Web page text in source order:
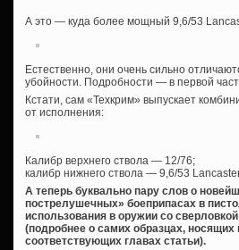
А это — куда более мощный 9,6/53
Естественно, они очень сильно
убойности. Подробности — в первой
Кстати, сам «Техкрим» выпускает
от исполнения:
Калибр верхнего ствола — 12/76;
калибр нижнего ствола — 9,6/53
А теперь буквально пару слов о
пострелушечных» боеприпасах в
использования в оружии со
(подробнее о самих образцах,
соответствующих главах статьи).